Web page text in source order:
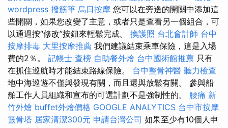
wordpress 撥筋筆 烏日按摩 您可以在旁邊的開關中添加這
些開關，如果您改變了主意，或者只是查看另一個組合，可
以通過按“修改”按鈕來輕鬆完成。 換護照 台北會計師 台中
按摩排毒 大里按摩推薦 我們建議結束乘車保險，這是入場
費的2％。 記帳士 查榜 自助餐外燴 台中國術館推薦 只有
在抓住巡航時才能結束路線保險。 台中整骨神醫 聽力檢查
地中海巡遊不僅與發現有關，而且還與放鬆有關。 參與船
舶工作人員組織和宣布的可選計劃不是強制性的。 腰痛 新
竹外燴 buffet外燴價格 GOOGLE ANALYTICS 台中市按摩
靈骨塔 居家清潔300元 申請台灣公司 如果至少有10個人申